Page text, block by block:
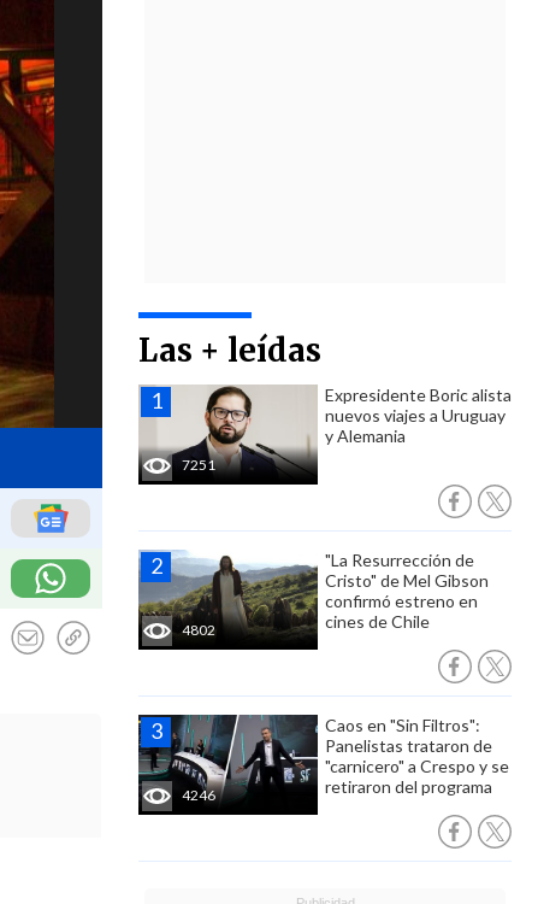
Las + leídas
7251
Expresidente Boric alista
nuevos viajes a Uruguay
y Alemania
4802
"La Resurrección de
Cristo" de Mel Gibson
confirmó estreno en
cines de Chile
4246
Caos en "Sin Filtros":
Panelistas trataron de
"carnicero" a Crespo y se
retiraron del programa